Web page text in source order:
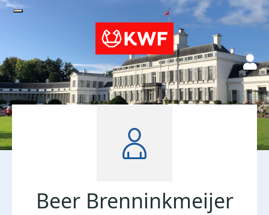
Beer Brenninkmeijer